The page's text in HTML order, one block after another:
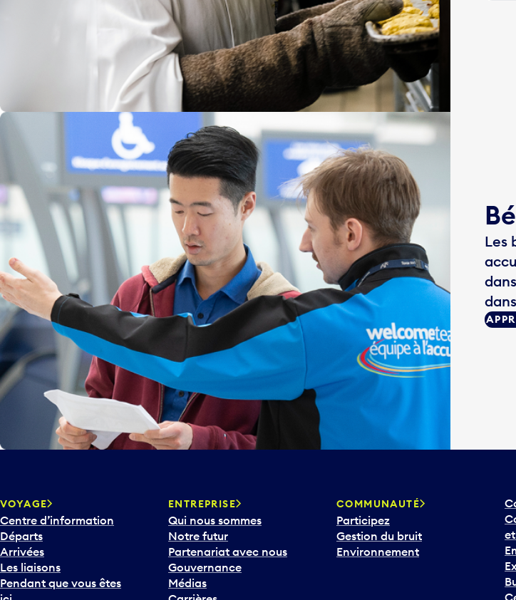
Les
VOYAGE
Centre d’information
Départs
Arrivées
Les liaisons
Pendant que vous êtes
ENTREPRISE
Qui nous sommes
Notre futur
Partenariat avec nous
Gouvernance
Médias
COMMUNAUTÉ
Participez
Gestion du bruit
Environnement